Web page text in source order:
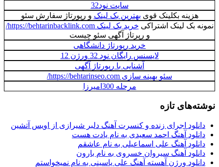
سایت نود32
هزینه بکلینک قوی بهترین بک لینک و رپورتاژ سفارش سئو
نمونه بک لینک اشتراکی خرید بک لینک https://behtarinbacklink.com/
و رپرتاژ آگهی سئو چیست
خرید رپورتاژ دانشگاهی
لایسنس رایگان نود 32 ورژن 12
آشنایی با رپورتاژ آگهی
سئو بهینه سازی https://behtarinseo.com/
مرحله 300امیرزا
نوشته‌های تازه
دانلود اجرای زنده و کنسرت آهنگ دلبر شیرازی از اویس آتشین
دانلود آهنگ احمد سعیدی به نام یادت هست
دانلود آهنگ علی اسماعیلی به نام عاشقم
دانلود آهنگ سیروان خسروی به نام بارون
دانلود ورژن آهسته آهنگ علی یاسینی به نام نمیخواستم